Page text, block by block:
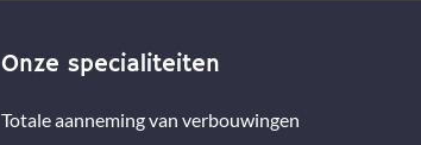
Onze specialiteiten
Totale aanneming van verbouwingen